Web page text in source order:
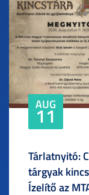
AUG
11
Tárlatnyitó:
tárgyak
Ízelítő az